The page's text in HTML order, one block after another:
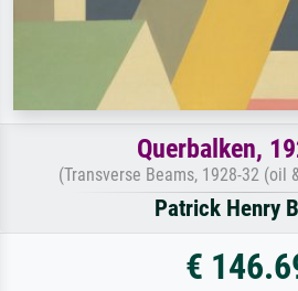
Querbalken,
(Transverse Beams, 1928-32 (oil
Patrick Henry
€